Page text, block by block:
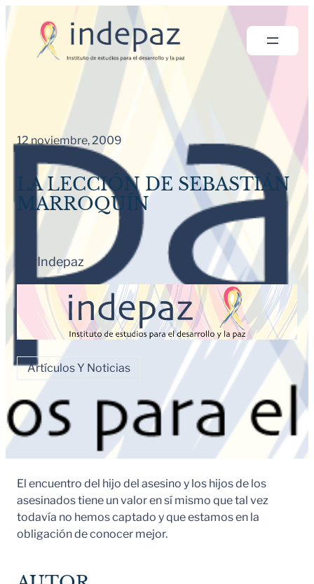
12 noviembre, 2009
LA LECCIÓN DE SEBASTIÁN
MARROQUÍN
Indepaz
Artículos Y Noticias
El encuentro del hijo del asesino y los hijos de los
asesinados tiene un valor en sí mismo que tal vez
todavía no hemos captado y que estamos en la
obligación de conocer mejor.